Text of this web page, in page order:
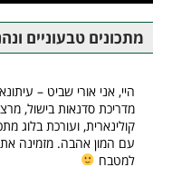
מתכונים טבעוניים
היי, אני אורי שביט –
מדריכת סדנאות בישול,
קולינארית, ועורכת בלוג
עם המון אהבה. מזמינה
למטבח